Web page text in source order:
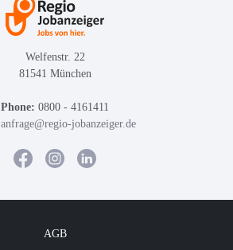
Welfenstr. 22
81541 München
Phone: 0800 - 4161411
anfrage@regio-jobanzeiger.de
AGB